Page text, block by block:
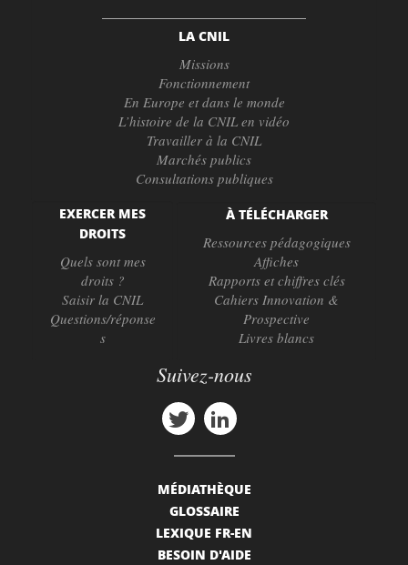
LA CNIL
Missions
Fonctionnement
En Europe et dans le monde
L’histoire de la CNIL en vidéo
Travailler à la CNIL
Marchés publics
Consultations publiques
EXERCER MES
DROITS
Quels sont mes
droits ?
Saisir la CNIL
Questions/réponse
s
À TÉLÉCHARGER
Ressources pédagogiques
Affiches
Rapports et chiffres clés
Cahiers Innovation &
Prospective
Livres blancs
Suivez-nous
MÉDIATHÈQUE
GLOSSAIRE
LEXIQUE FR-EN
BESOIN D'AIDE